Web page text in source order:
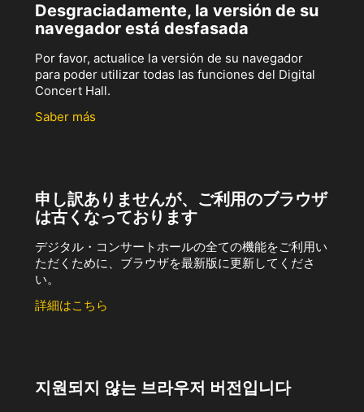
Desgraciadamente, la versión de su
navegador está desfasada
Por favor, actualice la versión de su navegador
para poder utilizar todas las funciones del Digital
Concert Hall.
Saber más
申し訳ありませんが、ご利用のブラウザ
は古くなっております
デジタル・コンサートホールの全ての機能をご利用い
ただくために、ブラウザを最新版に更新してくださ
い。
詳細はこちら
지원되지 않는 브라우저 버전입니다